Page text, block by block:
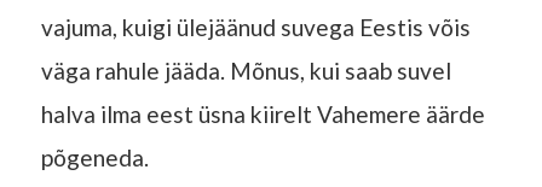
vajuma, kuigi ülejäänud suvega Eestis võis
väga rahule jääda. Mõnus, kui saab suvel
halva ilma eest üsna kiirelt Vahemere äärde
põgeneda.